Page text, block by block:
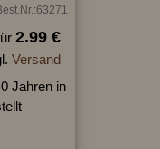
2.99 €
Versand
Jahren in